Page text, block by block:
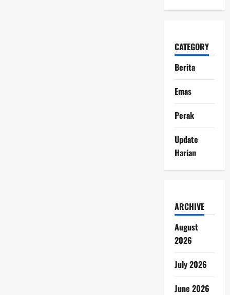
CATEGORY
Berita
Emas
Perak
Update
Harian
ARCHIVE
August
2026
July 2026
June 2026